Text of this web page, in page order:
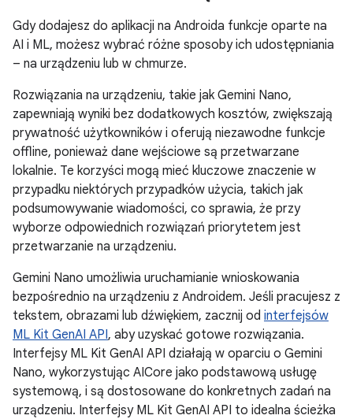
Gdy dodajesz do aplikacji na Androida funkcje oparte na
AI i ML, możesz wybrać różne sposoby ich udostępniania
– na urządzeniu lub w chmurze.
Rozwiązania na urządzeniu, takie jak Gemini Nano,
zapewniają wyniki bez dodatkowych kosztów, zwiększają
prywatność użytkowników i oferują niezawodne funkcje
offline, ponieważ dane wejściowe są przetwarzane
lokalnie. Te korzyści mogą mieć kluczowe znaczenie w
przypadku niektórych przypadków użycia, takich jak
podsumowywanie wiadomości, co sprawia, że przy
wyborze odpowiednich rozwiązań priorytetem jest
przetwarzanie na urządzeniu.
Gemini Nano umożliwia uruchamianie wnioskowania
bezpośrednio na urządzeniu z Androidem. Jeśli pracujesz z
tekstem, obrazami lub dźwiękiem, zacznij od interfejsów
ML Kit GenAI API, aby uzyskać gotowe rozwiązania.
Interfejsy ML Kit GenAI API działają w oparciu o Gemini
Nano, wykorzystując AICore jako podstawową usługę
systemową, i są dostosowane do konkretnych zadań na
urządzeniu. Interfejsy ML Kit GenAI API to idealna ścieżka